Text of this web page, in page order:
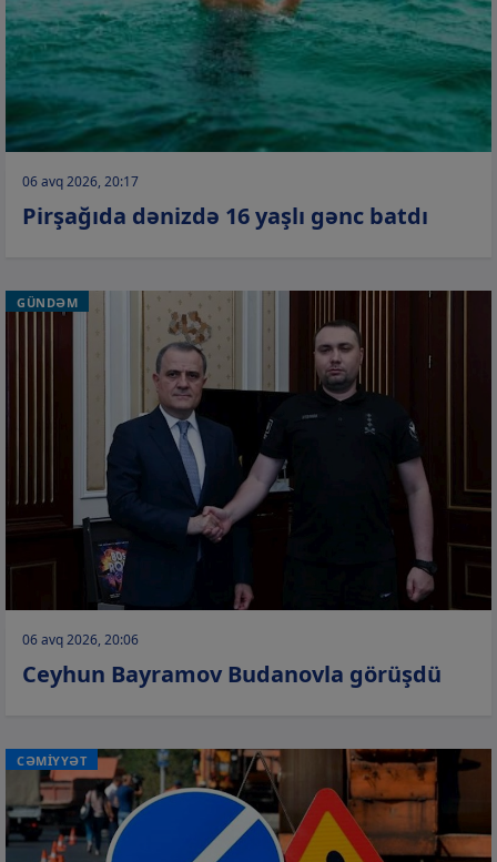
06 avq 2026, 20:17
Pirşağıda dənizdə 16 yaşlı gənc batdı
GÜNDƏM
06 avq 2026, 20:06
Ceyhun Bayramov Budanovla görüşdü
CƏMİYYƏT